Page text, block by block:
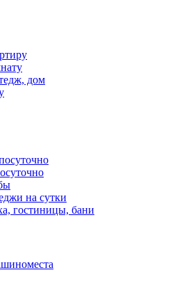
дом
на сутки
гостиницы, бани